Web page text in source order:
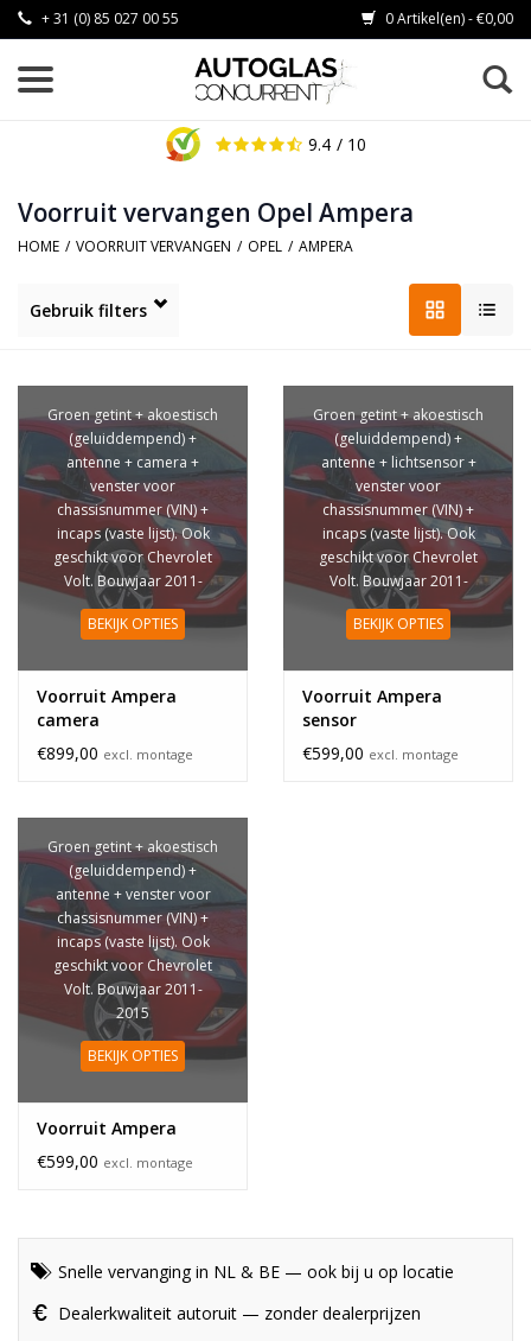
+ 31 (0) 85 027 00 55 0 Artikel(en) - €0,00
9.4 / 10
Voorruit vervangen Opel Ampera
HOME / VOORRUIT VERVANGEN / OPEL / AMPERA
Gebruik filters
Groen getint + akoestisch
(geluiddempend) +
antenne + camera +
venster voor
chassisnummer (VIN) +
incaps (vaste lijst). Ook
geschikt voor Chevrolet
Volt. Bouwjaar 2011-
2015
BEKIJK OPTIES
Voorruit Ampera
camera
€899,00 excl. montage
Groen getint + akoestisch
(geluiddempend) +
antenne + lichtsensor +
venster voor
chassisnummer (VIN) +
incaps (vaste lijst). Ook
geschikt voor Chevrolet
Volt. Bouwjaar 2011-
2015
BEKIJK OPTIES
Voorruit Ampera
sensor
€599,00 excl. montage
Groen getint + akoestisch
(geluiddempend) +
antenne + venster voor
chassisnummer (VIN) +
incaps (vaste lijst). Ook
geschikt voor Chevrolet
Volt. Bouwjaar 2011-
2015
BEKIJK OPTIES
Voorruit Ampera
€599,00 excl. montage
Snelle vervanging in NL & BE — ook bij u op locatie
Dealerkwaliteit autoruit — zonder dealerprijzen